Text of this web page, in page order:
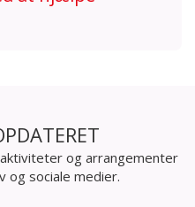
og arrangementer
og sociale medier.